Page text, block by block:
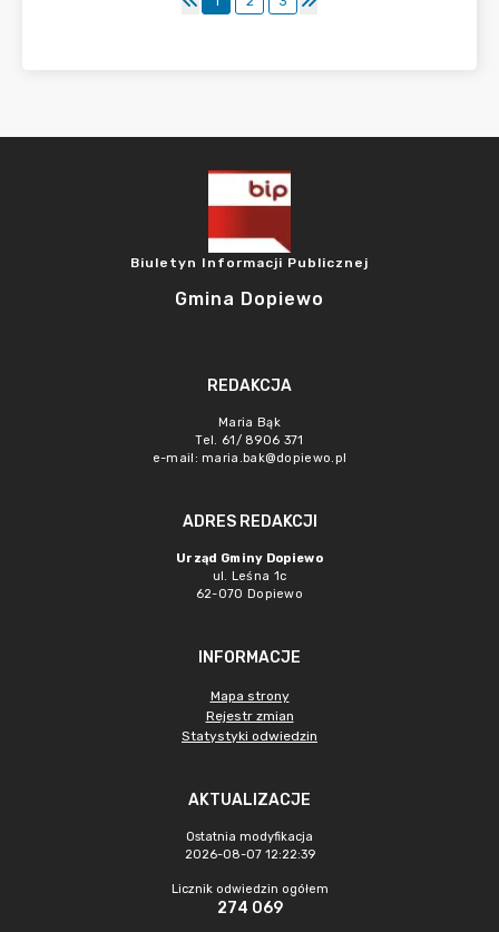
Biuletyn Informacji Publicznej
Gmina Dopiewo
REDAKCJA
Maria Bąk
Tel. 61/ 8906 371
e-mail: maria.bak@dopiewo.pl
ADRES REDAKCJI
Urząd Gminy Dopiewo
ul. Leśna 1c
62-070 Dopiewo
INFORMACJE
Mapa strony
Rejestr zmian
Statystyki odwiedzin
AKTUALIZACJE
Ostatnia modyfikacja
2026-08-07 12:22:39
Licznik odwiedzin ogółem
274 069